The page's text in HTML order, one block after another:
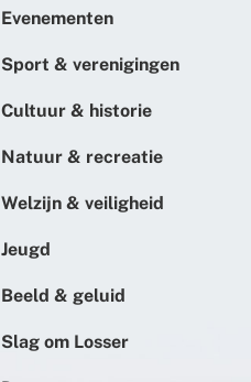
Evenementen
Sport & verenigingen
Cultuur & historie
Natuur & recreatie
Welzijn & veiligheid
Jeugd
Beeld & geluid
Slag om Losser